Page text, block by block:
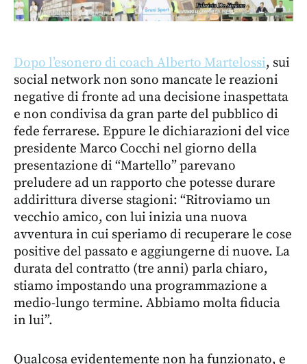
Dopo l’esonero di coach Alberto Martelossi, sui
social network non sono mancate le reazioni
negative di fronte ad una decisione inaspettata
e non condivisa da gran parte del pubblico di
fede ferrarese. Eppure le dichiarazioni del vice
presidente Marco Cocchi nel giorno della
presentazione di “Martello” parevano
preludere ad un rapporto che potesse durare
addirittura diverse stagioni: “Ritroviamo un
vecchio amico, con lui inizia una nuova
avventura in cui speriamo di recuperare le cose
positive del passato e aggiungerne di nuove. La
durata del contratto (tre anni) parla chiaro,
stiamo impostando una programmazione a
medio-lungo termine. Abbiamo molta fiducia
in lui”.
Qualcosa evidentemente non ha funzionato, e